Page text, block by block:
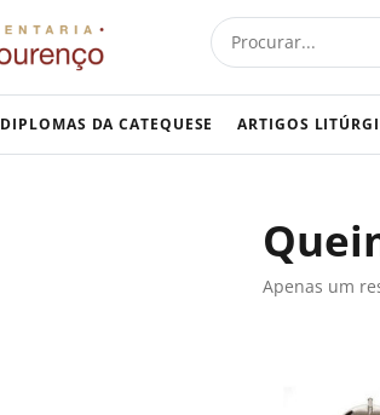
Procurar
DIPLOMAS DA CATEQUESE ARTIGOS
Apenas um